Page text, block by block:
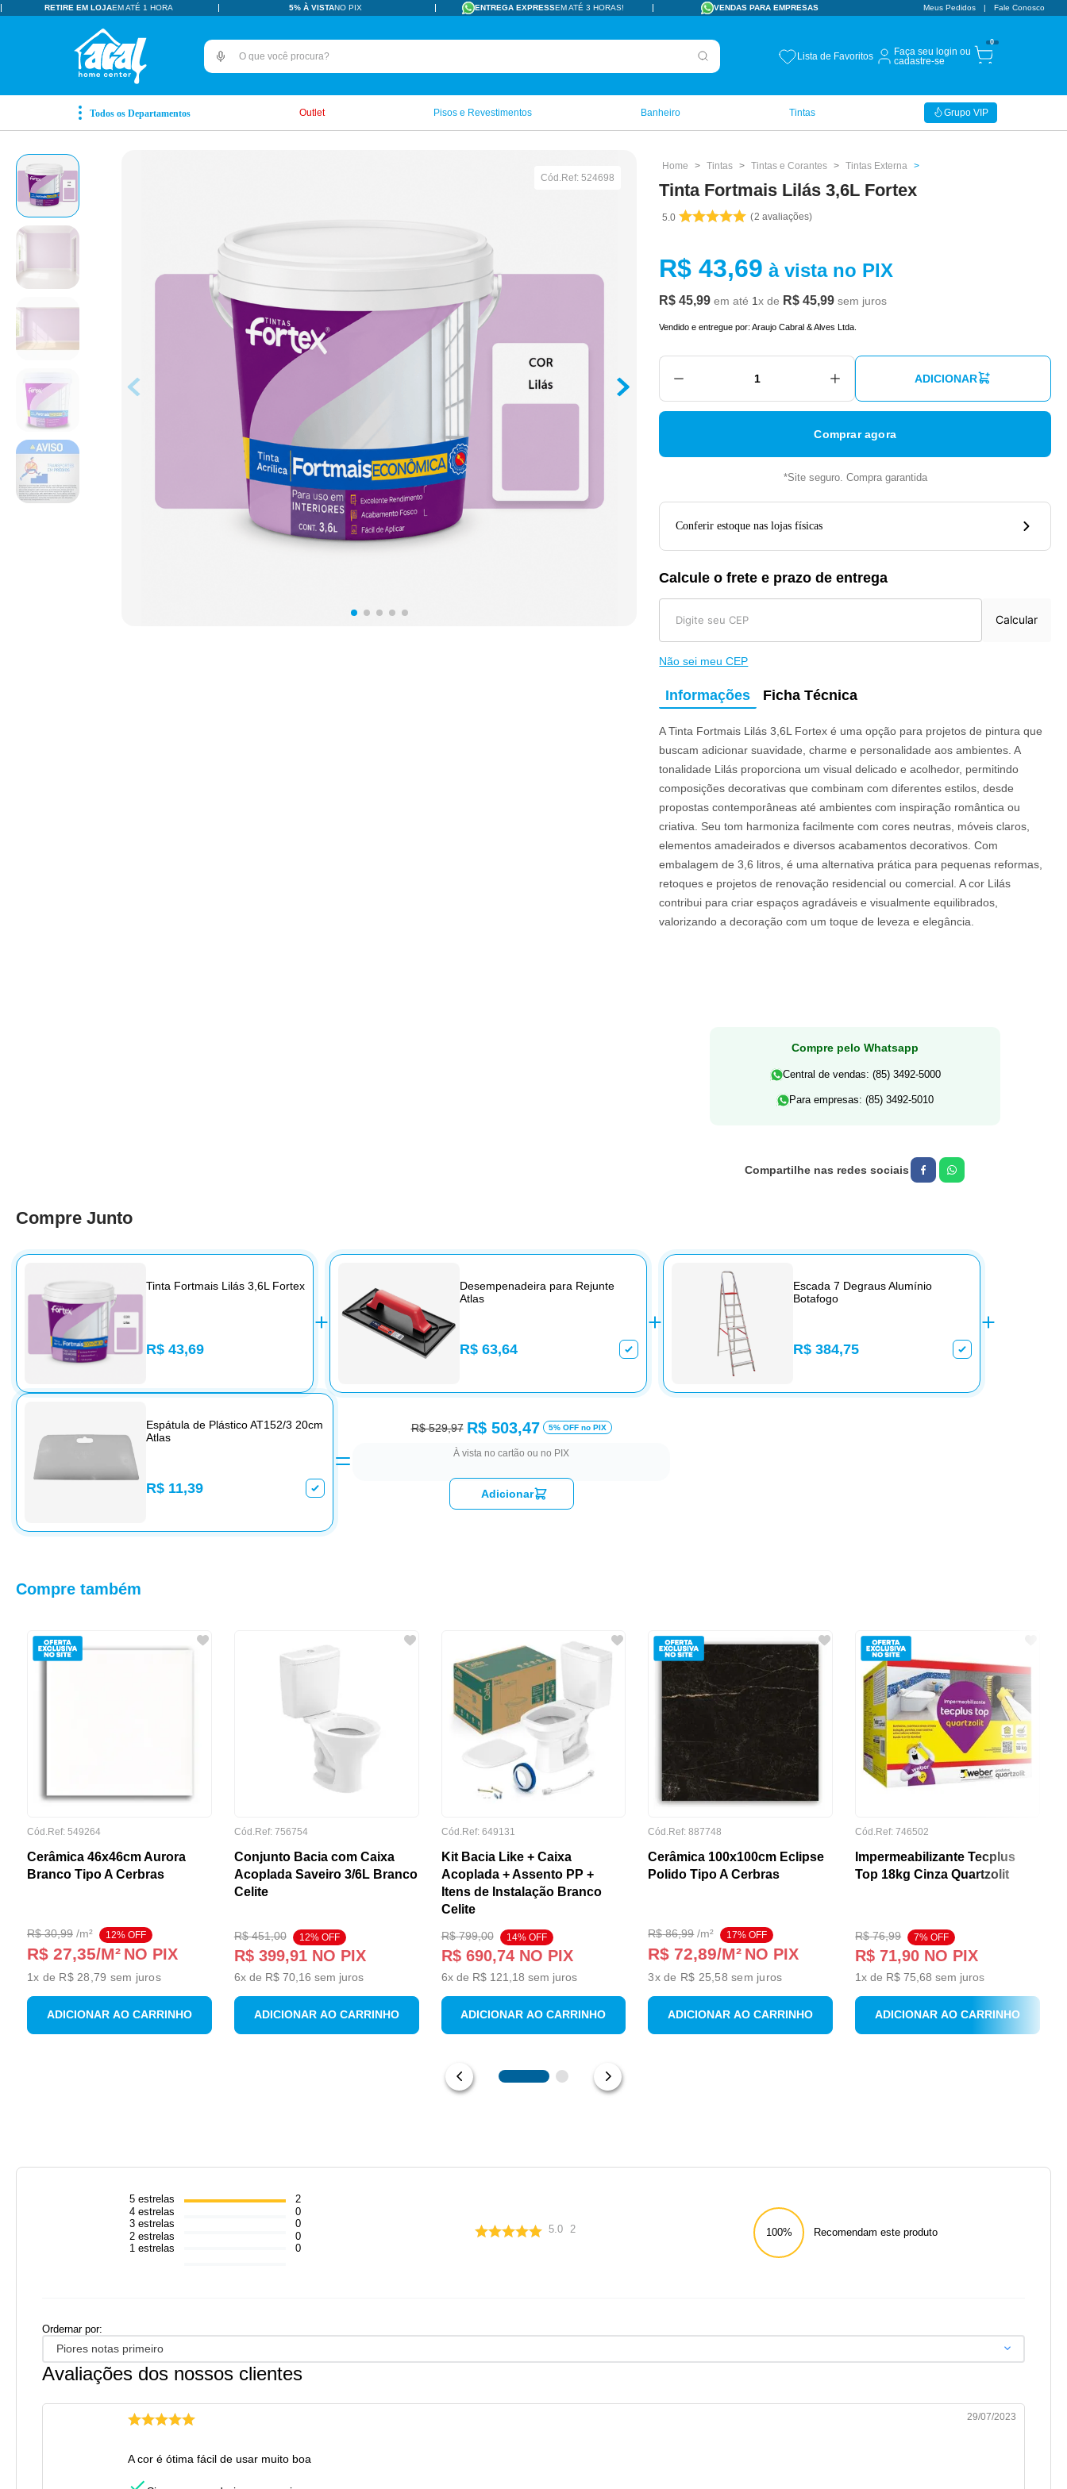
RETIRE EM LOJAEM ATÉ 1 HORA 5% À VISTANO PIX ENTREGA EXPRESSEM ATÉ 3 HORAS! VENDAS PARA EMPRESAS CUPOM BEMVINDO10% OFF
Meus Pedidos Fale Conosco
O que você procura?
Lista de Favoritos
Faça seu login ou
cadastre-se
0
Grupo VIP
Outlet Pisos e Revestimentos Banheiro Tintas
Cód.Ref:524698
Tintas Tintas e Corantes Tintas Externa
Tinta Fortmais Lilás 3,6L Fortex
5.0 2 avaliações
R$ 43,69 à vista no PIX
R$ 45,99 em até 1x de R$ 45,99 sem juros
Vendido e entregue por:Araujo Cabral & Alves Ltda.
ADICIONAR
Comprar agora
*Site seguro. Compra garantida
Conferir estoque nas lojas físicas
Calcule o frete e prazo de entrega
Calcular
Não sei meu CEP
Informações Ficha Técnica
A Tinta Fortmais Lilás 3,6L Fortex é uma opção para projetos de pintura que
buscam adicionar suavidade, charme e personalidade aos ambientes. A
tonalidade Lilás proporciona um visual delicado e acolhedor, permitindo
composições decorativas que combinam com diferentes estilos, desde
propostas contemporâneas até ambientes com inspiração romântica ou
criativa. Seu tom harmoniza facilmente com cores neutras, móveis claros,
elementos amadeirados e diversos acabamentos decorativos. Com
embalagem de 3,6 litros, é uma alternativa prática para pequenas reformas,
retoques e projetos de renovação residencial ou comercial. A cor Lilás
contribui para criar espaços agradáveis e visualmente equilibrados,
valorizando a decoração com um toque de leveza e elegância.
Compre pelo Whatsapp
Central de vendas: (85) 3492-5000
Para empresas: (85) 3492-5010
Compre Junto
Tinta Fortmais Lilás 3,6L Fortex
R$ 43,69
Desempenadeira para Rejunte
Atlas
R$ 63,64
Escada 7 Degraus Alumínio
Botafogo
R$ 384,75
Espátula de Plástico AT152/3 20cm
Atlas
R$ 11,39
R$ 529,97 R$ 503,47 5% OFF no PIX
À vista no cartão ou no PIX
Adicionar
Compre também
Cód.Ref: 549264
Cerâmica 46x46cm Aurora
Branco Tipo A Cerbras
R$ 30,99/m² 12% OFF
R$ 27,35/M² NO PIX
1x de R$ 28,79 sem juros
ADICIONAR AO CARRINHO
Cód.Ref: 756754
Conjunto Bacia com Caixa
Acoplada Saveiro 3/6L Branco
Celite
R$ 451,00 12% OFF
R$ 399,91NO PIX
6x de R$ 70, 16 sem juros
ADICIONAR AO CARRINHO
Cód.Ref: 649131
Kit Bacia Like + Caixa
Acoplada + Assento PP +
Itens de Instalação Branco
Celite
R$ 799,00 14% OFF
R$ 690,74NO PIX
6x de R$ 121 18 sem juros
ADICIONAR AO CARRINHO
Cód.Ref:887748
Cerâmica 100x100cm Eclipse
Polido Tipo A Cerbras
R$ 86,99/m² 17% OFF
R$ 72,89/M² NO PIX
3x de R$ 25,58 sem juros
ADICIONAR AO CARRINHO
Cód.Ref:746502
Impermeabilizante Tecplus
Top 18kg Cinza Quartzolit
R$ 76,99 7% OFF
R$ 71,90 NO PIX
1x de R$ 75 ,68 sem juros
ADICIONAR AO CARRINHO
5 estrelas
4 estrelas
3 estrelas
2 estrelas
1 estrelas
2
0
0
0
0
5.0 2 100% Recomendam este produto
Ordernar por:
Piores notas primeiro
Avaliações dos nossos clientes
29/07/2023
A cor é ótima fácil de usar muito boa
TERMOS MAIS BUSCADOS
pisos revestimentos
2º ceramica
3º tinta
º porcelanato
5º revestimento
7º vaso sanitário
10º 18l